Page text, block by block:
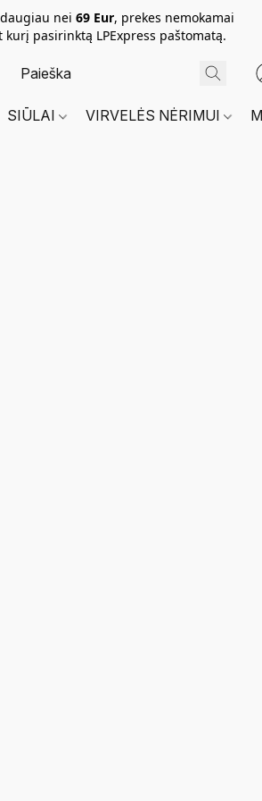
nei 69 Eur, prekes nemokamai
pasirinktą LPExpress paštomatą.
SIŪLAI VIRVELĖS NĖRIMUI